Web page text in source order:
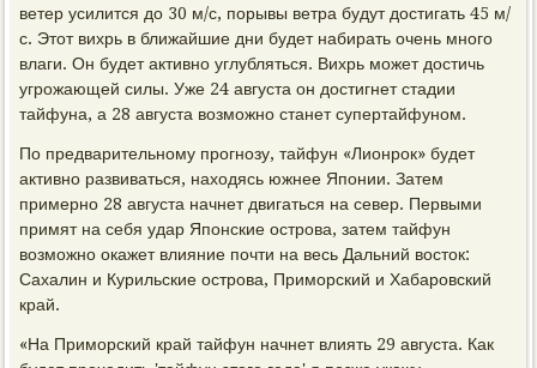
ветер усилится до 30 м/с, порывы ветра будут достигать 45 м/
с. Этот вихрь в ближайшие дни будет набирать очень много
влаги. Он будет активно углубляться. Вихрь может достичь
угрожающей силы. Уже 24 августа он достигнет стадии
тайфуна, а 28 августа возможно станет супертайфуном.
По предварительному прогнозу, тайфун «Лионрок» будет
активно развиваться, находясь южнее Японии. Затем
примерно 28 августа начнет двигаться на север. Первыми
примят на себя удар Японские острова, затем тайфун
возможно окажет влияние почти на весь Дальний восток:
Сахалин и Курильские острова, Приморский и Хабаровский
край.
«На Приморский край тайфун начнет влиять 29 августа. Как